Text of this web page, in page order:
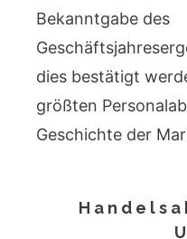
Bekanntgabe des
dies bestätigt
größten
Geschichte der